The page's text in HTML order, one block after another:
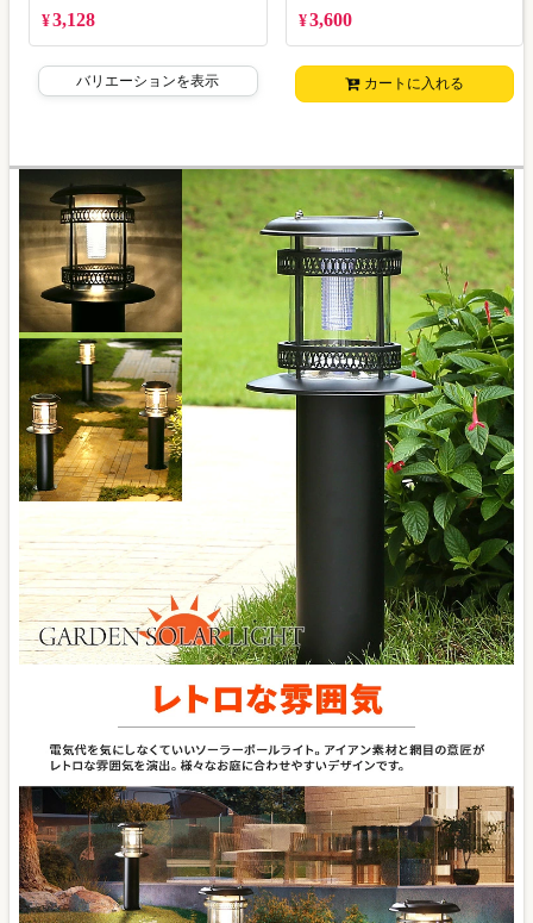
¥3,128
バリエーションを表示
¥3,600
カートに入れる